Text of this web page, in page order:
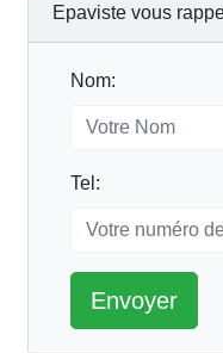
Epaviste vous
Nom:
Tel:
Envoyer